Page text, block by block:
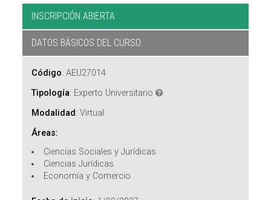
INSCRIPCIÓN ABIERTA
DATOS BÁSICOS DEL CURSO
Código:AEU27014
Tipología: Experto Universitario
Modalidad:Virtual
Áreas:
Ciencias Sociales y Jurídicas
Ciencias Jurídicas
Economía y Comercio